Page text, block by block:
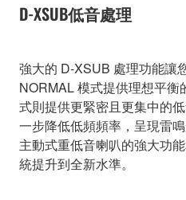
D-XSUB低音處理
強大的 D-XSUB 處理功能讓
NORMAL 模式提供理想平衡
式則提供更緊密且更集中的
一步降低低頻頻率，呈現雷
主動式重低音喇叭的強大功
統提升到全新水準。